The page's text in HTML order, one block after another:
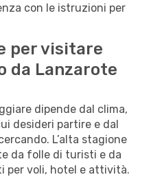
con le istruzioni per
per visitare
da Lanzarote
dipende dal clima,
desideri partire e dal
L’alta stagione
da folle di turisti e da
per voli, hotel e attività.